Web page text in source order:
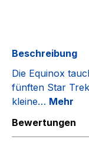
Beschreibung
Die Equinox
fünften Star
kleine… Mehr
Bewertungen